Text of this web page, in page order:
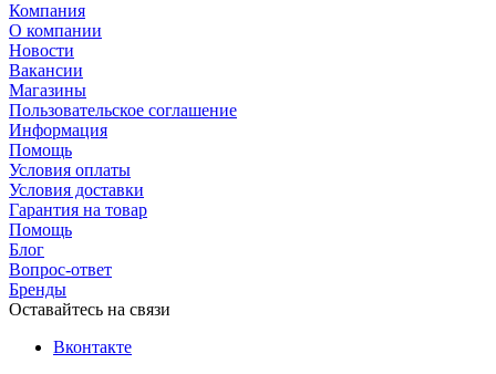
Компания
О компании
Новости
Вакансии
Магазины
Пользовательское соглашение
Информация
Помощь
Условия оплаты
Условия доставки
Гарантия на товар
Помощь
Блог
Вопрос-ответ
Бренды
Оставайтесь на связи
Вконтакте